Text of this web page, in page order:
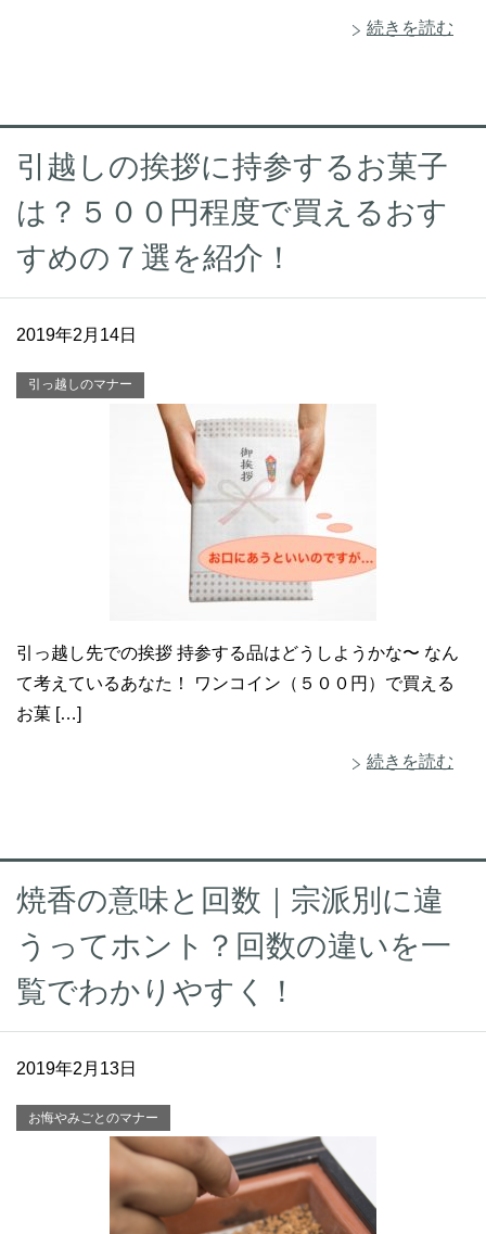
続きを読む
引越しの挨拶に持参するお菓子
は？５００円程度で買えるおす
すめの７選を紹介！
2019年2月14日
引っ越しのマナー
引っ越し先での挨拶 持参する品はどうしようかな〜 なん
て考えているあなた！ ワンコイン（５００円）で買える
お菓 […]
続きを読む
焼香の意味と回数｜宗派別に違
うってホント？回数の違いを一
覧でわかりやすく！
2019年2月13日
お悔やみごとのマナー